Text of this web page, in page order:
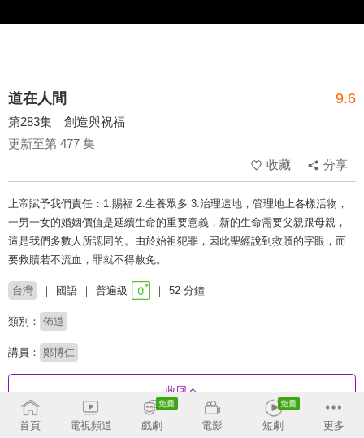
道在人間 9.6
第283集 創造與祝福
更新至第 477 集
收藏
分享
上帝賦予我們責任：1.賜福 2.生養眾多 3.治理這地，管理地上各樣活物，
一男一女的婚姻價值是延續生命的重要意義，新的生命需要父親跟母親，
這是我們多數人所認同的。由於始祖犯罪，因此聖經說到救贖的字眼，而
要救贖若不流血，罪就不得赦免。
台灣 國語 普遍級 52 分鐘
類別： 佈道
講員： 鄭博仁
收回
首頁 電視頻道 戲劇 電影 短劇 更多